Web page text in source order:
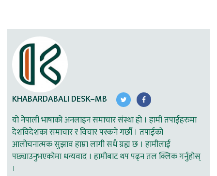
KHABARDABALI DESK–MB
यो नेपाली भाषाको अनलाइन समाचार संस्था हो । हामी तपाईहरुमा
देशविदेशका समाचार र विचार पस्कने गर्छौ । तपाईको
आलोचनात्मक सुझाव हाम्रा लागी सधै ग्रह्य छ । हामीलाई
पछ्याउनुभएकोमा धन्यवाद । हामीबाट थप पढ्न तल क्लिक गर्नुहोस्
।